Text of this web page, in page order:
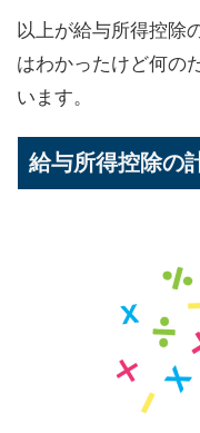
以上が給与所得控除
はわかったけど何の
います。
給与所得控除の